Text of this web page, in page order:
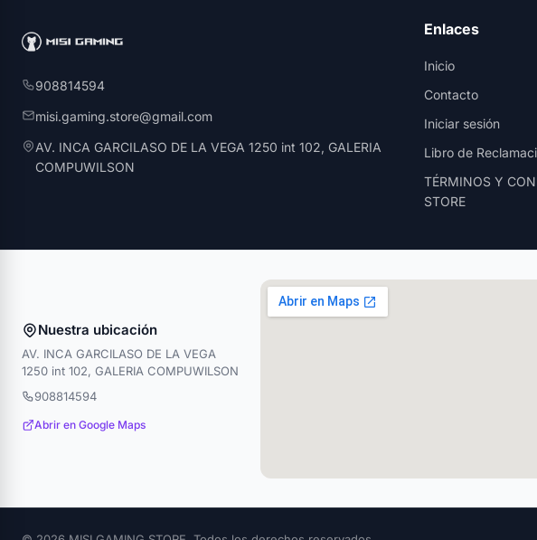
908814594
misi.gaming.store@gmail.com
AV. INCA GARCILASO DE LA VEGA 1250 int 102, GALERIA
COMPUWILSON
Enlaces
Inicio
Contacto
Iniciar sesión
Libro de
TÉRMINOS Y
STORE
Nuestra ubicación
AV. INCA GARCILASO DE LA VEGA
1250 int 102, GALERIA COMPUWILSON
908814594
Abrir en Google Maps